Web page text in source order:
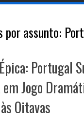
por assunto:
Portugal
Jogo
Oitavas